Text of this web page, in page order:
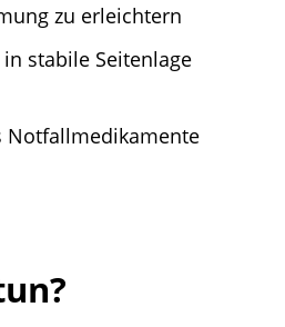
zu erleichtern
stabile Seitenlage
Notfallmedikamente